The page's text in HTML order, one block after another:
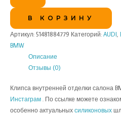
В КОРЗИНУ
Артикул: 51481884779 Категорий: AUDI,
BMW
Описание
Отзывы (0)
Клипса внутренней отделки салона
Инстаграм . По ссылке можете
особенно актуальных силиконовых